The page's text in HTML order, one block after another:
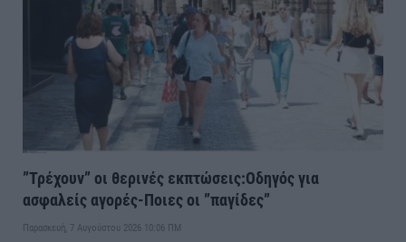
”Τρέχουν” οι θερινές εκπτώσεις:Οδηγός για
ασφαλείς αγορές-Ποιες οι ”παγίδες”
Παρασκευή, 7 Αυγούστου 2026 10:06 ΠΜ